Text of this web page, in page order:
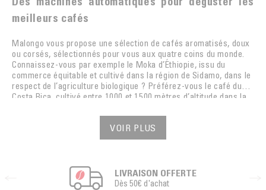
meilleurs cafés
Malongo vous propose une sélection de cafés aromatisés, doux
ou corsés, sélectionnés pour vous aux quatre coins du monde.
Connaissez-vous par exemple le Moka d’Éthiopie, issu du
commerce équitable et cultivé dans la région de Sidamo, dans le
respect de l’agriculture biologique ? Préférez-vous le café du
Costa Rica, cultivé entre 1000 et 1500 mètres d’altitude dans la
un café en grains du Myanmar, produit dans l’État de Shan et qui
produit un expresso puissant, aux notes de fruits rouges et
pralin ? Chaque tasse vous offrira un véritable voyage sensoriel,
un instant par votre cafetière automatique.
VOIR PLUS
LIVRAISON OFFERTE
Dès 50€ d'achat